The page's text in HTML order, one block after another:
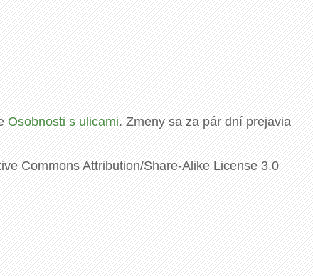
Osobnosti s ulicami. Zmeny sa za pár dní prejavia
Commons Attribution/Share-Alike License 3.0